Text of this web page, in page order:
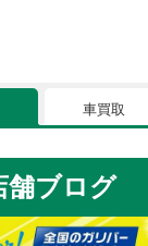
現在、お
りに登録すると
車買取
舗ブログ